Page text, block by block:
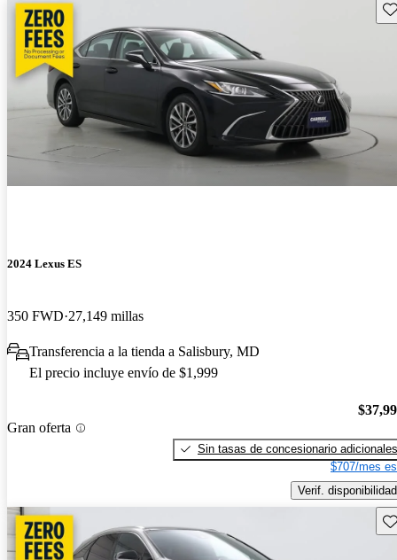
2024 Lexus ES
350 FWD 27,149 millas
Transferencia a la tienda a Salisbury, MD
El precio incluye envío de $1,999
Gran oferta
Sin tasas de concesionario adicionales
$707/mes
Verif. disponibilidad